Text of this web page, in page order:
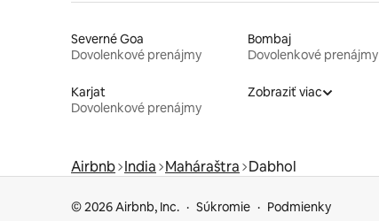
Severné Goa
Dovolenkové prenájmy
Bombaj
Dovolenkové prenájmy
Karjat
Dovolenkové prenájmy
Zobraziť viac
Airbnb India Maháraštra Dabhol
© 2026 Airbnb, Inc. Súkromie Podmienky